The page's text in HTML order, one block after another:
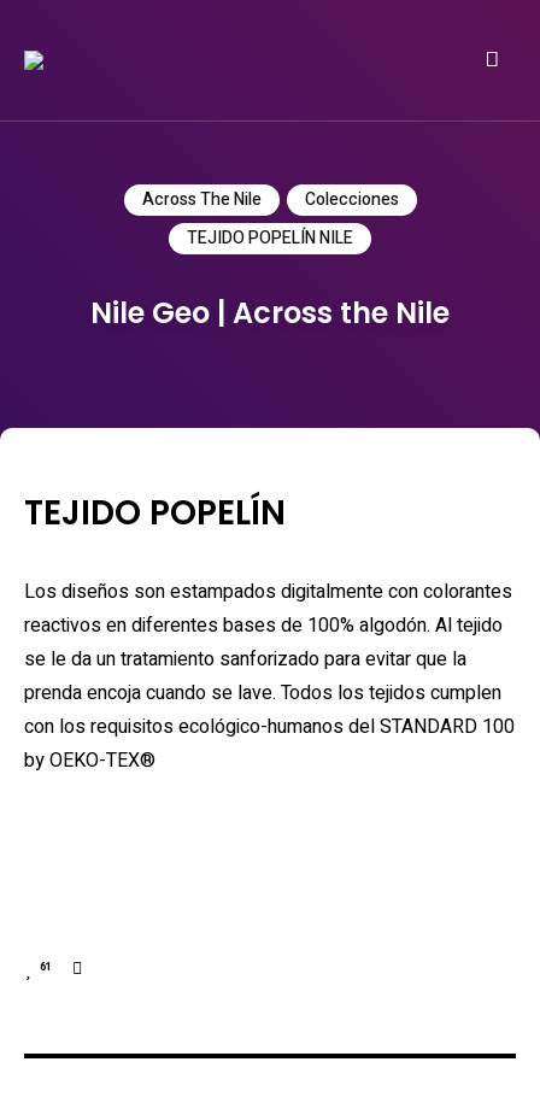
Do it yourself
Across The Nile
Colecciones
TEJIDO POPELÍN NILE
Nile Geo | Across the Nile
TEJIDO POPELÍN
Los diseños son estampados digitalmente con colorantes
reactivos en diferentes bases de 100% algodón. Al tejido
se le da un tratamiento sanforizado para evitar que la
prenda encoja cuando se lave. Todos los tejidos cumplen
con los requisitos ecológico-humanos del STANDARD 100
by OEKO-TEX®
61